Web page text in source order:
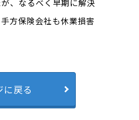
、なるべく早期に解決
方保険会社も休業損害
戻る